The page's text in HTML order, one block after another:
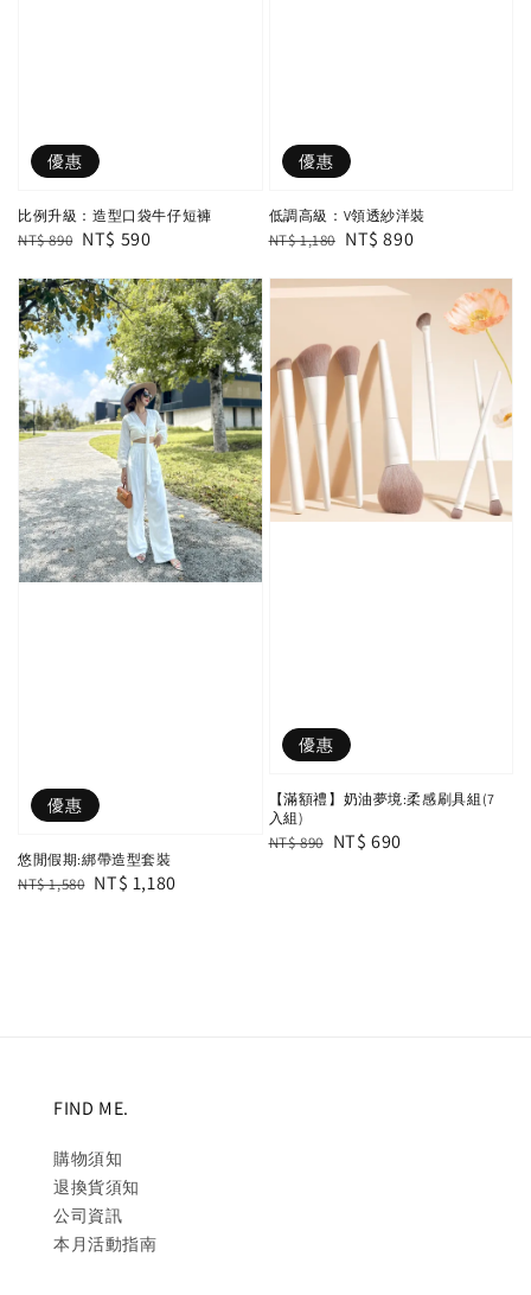
優惠
比例升級：造型口袋牛仔短褲
Regular
NT$ 890 Sale
NT$ 590
優惠
低調高級：V領透紗洋裝
Regular
NT$ 1,180 Sale
NT$ 890
優惠
悠閒假期:綁帶造型套裝
Regular
NT$ 1,580 Sale
NT$ 1,180
優惠
【滿額禮】奶油夢境:柔感刷具組(7
入組)
Regular
NT$ 890 Sale
NT$ 690
FIND ME.
購物須知
退換貨須知
公司資訊
本月活動指南